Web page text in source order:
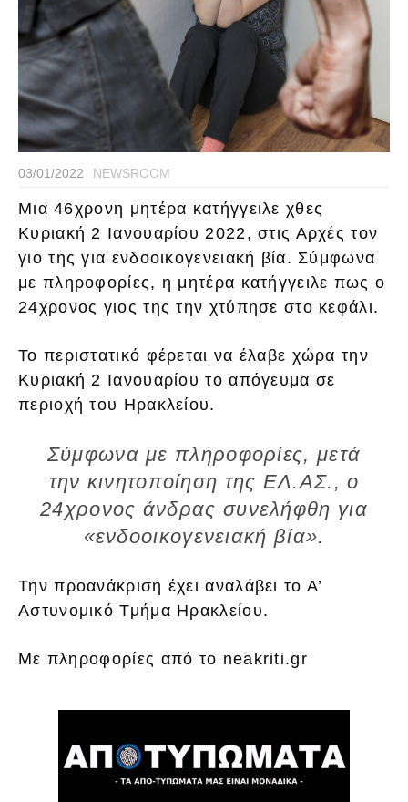
03/01/2022 NEWSROOM
Μια 46χρονη μητέρα κατήγγειλε χθες
Κυριακή 2 Ιανουαρίου 2022, στις Αρχές τον
γιο της για ενδοοικογενειακή βία. Σύμφωνα
με πληροφορίες, η μητέρα κατήγγειλε πως ο
24χρονος γιος της την χτύπησε στο κεφάλι.
Το περιστατικό φέρεται να έλαβε χώρα την
Κυριακή 2 Ιανουαρίου το απόγευμα σε
περιοχή του Ηρακλείου.
Σύμφωνα με πληροφορίες, μετά
την κινητοποίηση της ΕΛ.ΑΣ., ο
24χρονος άνδρας συνελήφθη για
«ενδοοικογενειακή βία».
Την προανάκριση έχει αναλάβει το Α’
Αστυνομικό Τμήμα Ηρακλείου.
Με πληροφορίες από το neakriti.gr